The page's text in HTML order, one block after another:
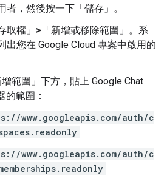
者，然後按一下「儲存」 。
取權」 > 「新增或移除範圍」 。系
出您在 Google Cloud 專案中啟用的
範圍」 下方，貼上 Google Chat
的範圍：
www.googleapis.com/auth/c
www.googleapis.com/auth/c